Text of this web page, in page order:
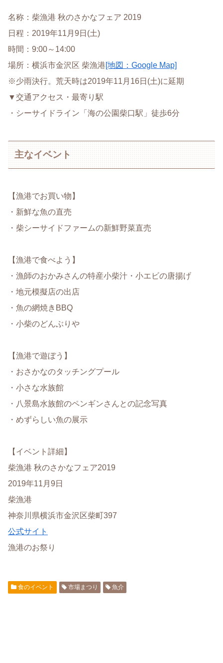
名称：柴漁港 秋のさかなフェア 2019
日程：2019年11月9日(土)
時間：9:00～14:00
場所：横浜市金沢区 柴漁港[地図：Google Map]
※少雨決行。荒天時は2019年11月16日(土)に延期
▼交通アクセス・最寄り駅
・シーサイドライン「海の公園柴口駅」徒歩6分
主なイベント
【漁港でお買い物】
・新鮮な魚の直売
・柴シーサイドファームの新鮮野菜直売
【漁港で食べよう】
・漁師のおかみさんの特産小柴汁・小エビの唐揚げ
・地元模擬店の出店
・魚の網焼きBBQ
・小柴のどんぶりや
【漁港で遊ぼう】
・おさかなのタッチングプール
・小さな水族館
・八景島水族館のペンギンさんとの記念写真
・めずらしい魚の展示
【イベント詳細】
柴漁港 秋のさかなフェア2019
2019年11月9日
柴漁港
神奈川県横浜市金沢区柴町397
公式サイト
漁港のお祭り
食のイベント 市場まつり 魚介